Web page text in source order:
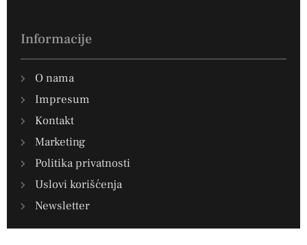
Informacije
O nama
Impresum
Kontakt
Marketing
Politika privatnosti
Uslovi korišćenja
Newsletter